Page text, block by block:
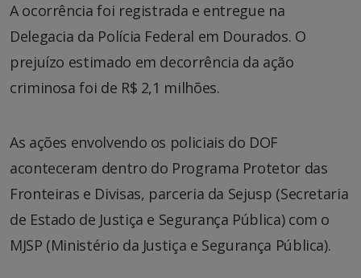
A ocorrência foi registrada e entregue na
Delegacia da Polícia Federal em Dourados. O
prejuízo estimado em decorrência da ação
criminosa foi de R$ 2,1 milhões.
As ações envolvendo os policiais do DOF
aconteceram dentro do Programa Protetor das
Fronteiras e Divisas, parceria da Sejusp (Secretaria
de Estado de Justiça e Segurança Pública) com o
MJSP (Ministério da Justiça e Segurança Pública).